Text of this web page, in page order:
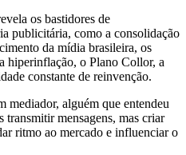
os bastidores de
publicitária, como a consolidação
da mídia brasileira, os
hiperinflação, o Plano Collor, a
constante de reinvenção.
mediador, alguém que entendeu
transmitir mensagens, mas criar
ritmo ao mercado e influenciar o